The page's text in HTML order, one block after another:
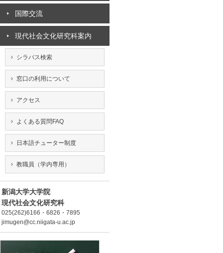
国際交流
現代社会文化研究科案内
シラバス検索
窓口の利用について
アクセス
よくある質問FAQ
日本語チューター制度
教職員（学内専用）
新潟大学大学院
現代社会文化研究科
025(262)6166・6826・7895
jimugen@cc.niigata-u.ac.jp